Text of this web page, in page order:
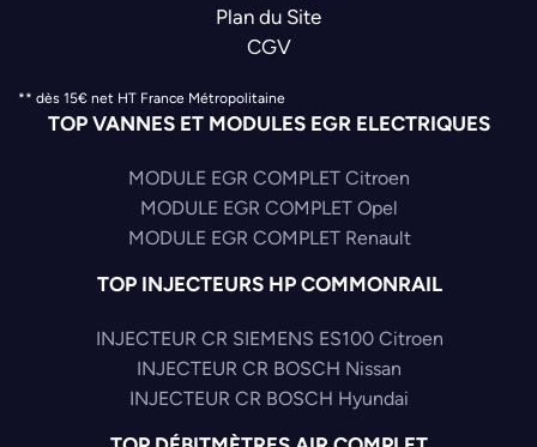
Plan du Site
CGV
** dès 15€ net HT France Métropolitaine
TOP VANNES ET MODULES EGR ELECTRIQUES
MODULE EGR COMPLET Citroen
MODULE EGR COMPLET Opel
MODULE EGR COMPLET Renault
TOP INJECTEURS HP COMMONRAIL
INJECTEUR CR SIEMENS ES100 Citroen
INJECTEUR CR BOSCH Nissan
INJECTEUR CR BOSCH Hyundai